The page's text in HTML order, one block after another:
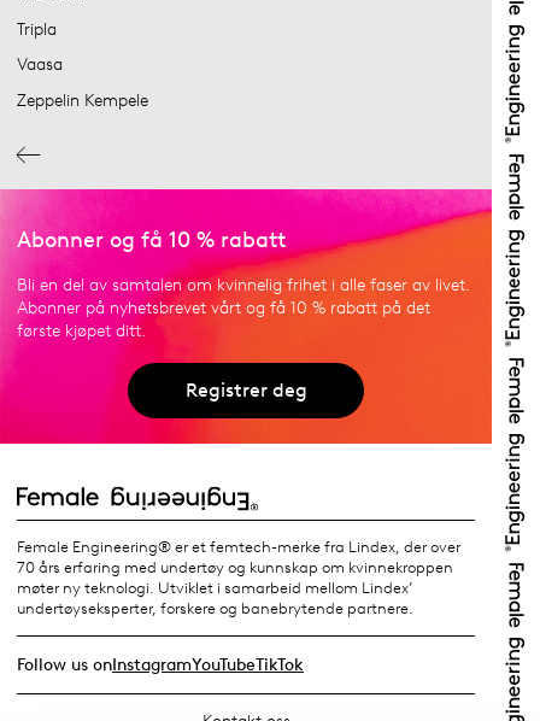
Tripla
Vaasa
Zeppelin Kempele
Abonner og få 10 % rabatt
Bli en del av samtalen om kvinnelig frihet i alle faser av livet.
Abonner på nyhetsbrevet vårt og få 10 % rabatt på det
første kjøpet ditt.
Registrer deg
Female Engineering® er et femtech-merke fra Lindex, der over
70 års erfaring med undertøy og kunnskap om kvinnekroppen
møter ny teknologi. Utviklet i samarbeid mellom Lindex’
undertøyseksperter, forskere og banebrytende partnere.
Follow us onInstagramYouTubeTikTok